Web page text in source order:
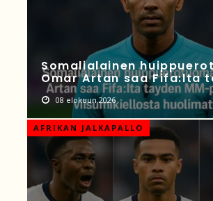
Somalialainen
Omar Artan saa Fifa:lta
08 elokuun 2026
AFRIKAN JALKAPALLO